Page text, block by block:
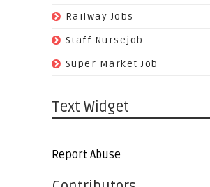
Railway Jobs
Staff Nursejob
Super Market Job
Text Widget
Report Abuse